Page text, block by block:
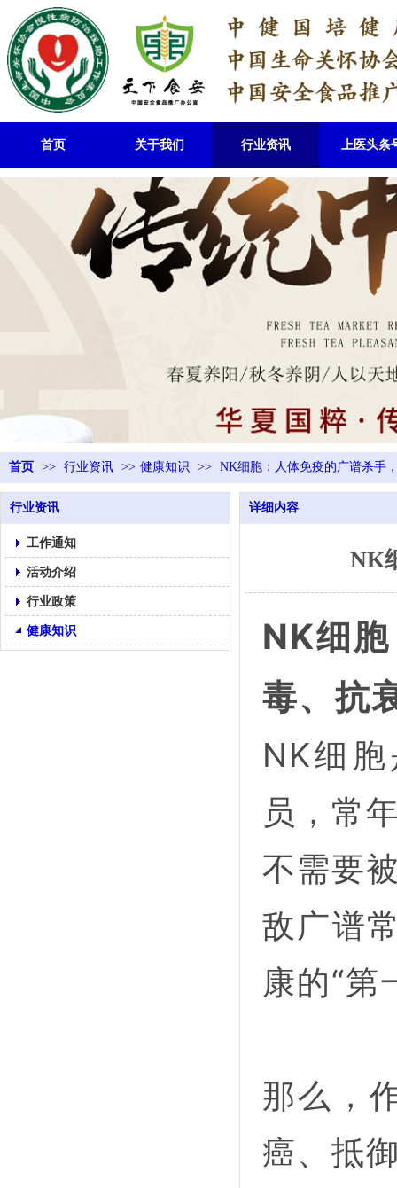
首页 关于我们 行业资讯 上医头条
首页 >> 行业资讯 >> 健康知识 >> NK细胞：人体免疫的广谱杀手
行业资讯
工作通知
活动介绍
行业政策
健康知识
详细内容
NK
NK细
毒、抗
NK细
员，常
不需要
敌广谱
康的“第
那么，
癌、抵